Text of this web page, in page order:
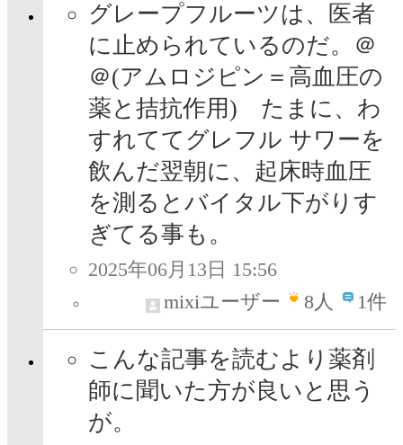
グレープフルーツは、医者
に止められているのだ。＠
＠(アムロジピン＝高血圧の
薬と拮抗作用) たまに、わ
すれててグレフル サワーを
飲んだ翌朝に、起床時血圧
を測るとバイタル下がりす
ぎてる事も。
2025年06月13日 15:56
mixiユーザー
8人 1件
こんな記事を読むより薬剤
師に聞いた方が良いと思う
が。